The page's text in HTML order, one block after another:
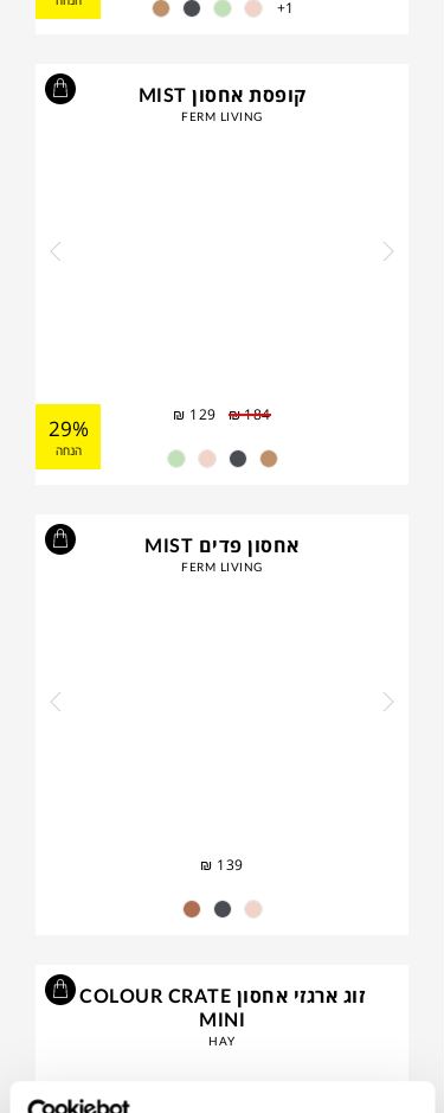
1+
קופסת אחסון MIST
FERM LIVING
₪184
₪ 129
29%
הנחה
אחסון פדים MIST
FERM LIVING
₪ 139
זוג ארגזי אחסון COLOUR CRATE
MINI
HAY